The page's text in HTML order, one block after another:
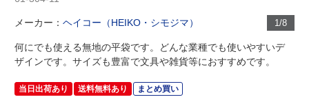
1/8
メーカー：ヘイコー（HEIKO・シモジマ）
何にでも使える無地の平袋です。どんな業種でも使いやすいデ
ザインです。サイズも豊富で文具や雑貨等におすすめです。
当日出荷あり 送料無料あり まとめ買い